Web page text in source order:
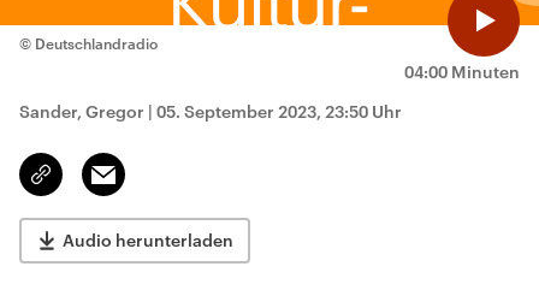
04:00 Minuten
© Deutschlandradio
Sander, Gregor | 05. September 2023, 23:50 Uhr
Link
kopieren/teilen
Email
Audio herunterladen